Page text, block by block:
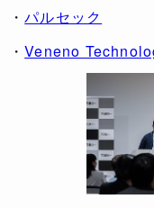
・パルセック
・Veneno